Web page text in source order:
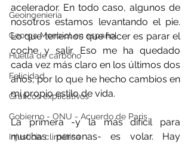
Geoingeniería
George Monbiot en español
Huella de carbono
Felicidad
Gráficos explicativos
Gobierno - ONU - Acuerdo de Paris
Injusticia climática
acelerador. En todo caso, algunos de
nosotros estamos levantando el pie.
Lo que tenemos que hacer es parar el
coche y salir. Eso me ha quedado
cada vez más claro en los últimos dos
años, por lo que he hecho cambios en
mi propio estilo de vida.
La primera -y la más difícil para
muchas personas- es volar. Hay